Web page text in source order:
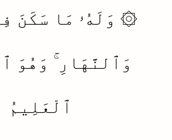
۞ وَلَهُۥ مَا سَكَنَ
وَٱلنَّهَارِ ۚ وَهُوَ
ٱلْعَلِيمُ